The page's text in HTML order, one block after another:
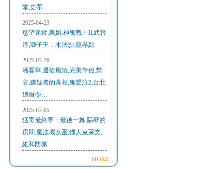
堂,史蒂…
2025-04-23
慾望迷蹤,鳳姐,神鬼戰士II,武替
道,獅子王：木法沙,臨界點
2025-03-26
潘霍華,遷徒風險,完美伴侶,禁
谷,嫌疑者的真相,鬼聲泣2,台北
追緝令…
2025-03-05
猛毒最終章：最後一舞,隔壁的
房間,魔法壞女巫,獵人克萊文,
維和防暴…
MORE